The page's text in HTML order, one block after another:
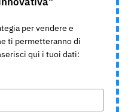
per vendere e
ti permetteranno di
qui i tuoi dati: